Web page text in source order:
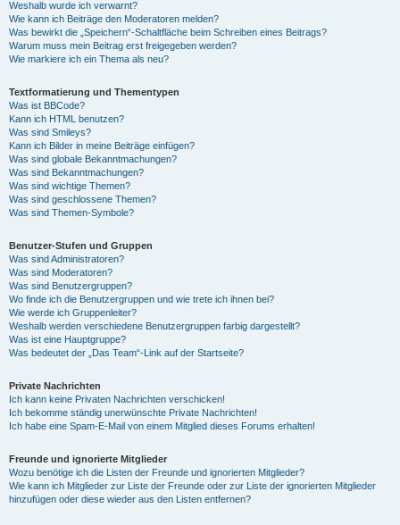
Weshalb wurde ich verwarnt?
Wie kann ich Beiträge den Moderatoren melden?
Was bewirkt die „Speichern“-Schaltfläche beim Schreiben eines Beitrags?
Warum muss mein Beitrag erst freigegeben werden?
Wie markiere ich ein Thema als neu?
Textformatierung und Thementypen
Was ist BBCode?
Kann ich HTML benutzen?
Was sind Smileys?
Kann ich Bilder in meine Beiträge einfügen?
Was sind globale Bekanntmachungen?
Was sind Bekanntmachungen?
Was sind wichtige Themen?
Was sind geschlossene Themen?
Was sind Themen-Symbole?
Benutzer-Stufen und Gruppen
Was sind Administratoren?
Was sind Moderatoren?
Was sind Benutzergruppen?
Wo finde ich die Benutzergruppen und wie trete ich ihnen bei?
Wie werde ich Gruppenleiter?
Weshalb werden verschiedene Benutzergruppen farbig dargestellt?
Was ist eine Hauptgruppe?
Was bedeutet der „Das Team“-Link auf der Startseite?
Private Nachrichten
Ich kann keine Privaten Nachrichten verschicken!
Ich bekomme ständig unerwünschte Private Nachrichten!
Ich habe eine Spam-E-Mail von einem Mitglied dieses Forums erhalten!
Freunde und ignorierte Mitglieder
Wozu benötige ich die Listen der Freunde und ignorierten Mitglieder?
Wie kann ich Mitglieder zur Liste der Freunde oder zur Liste der ignorierten Mitglieder
hinzufügen oder diese wieder aus den Listen entfernen?